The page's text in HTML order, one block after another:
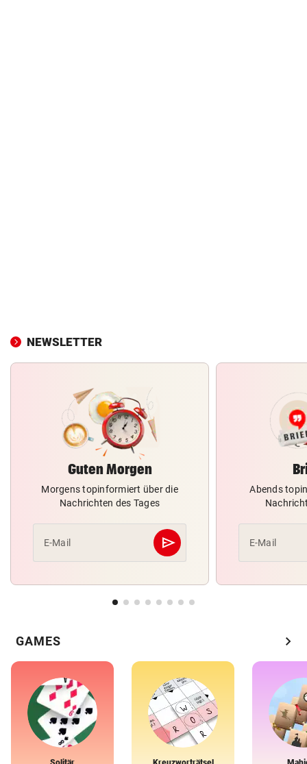
NEWSLETTER
Guten Morgen
Morgens topinformiert über die
Nachrichten des Tages
E-Mail send
Abschicken
Abends
E-Mail
GAMES chevron_right